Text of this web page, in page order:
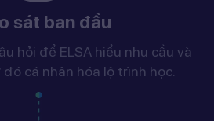
sát ban đầu
hỏi để ELSA hiểu nhu cầu và
cá nhân hóa lộ trình học.